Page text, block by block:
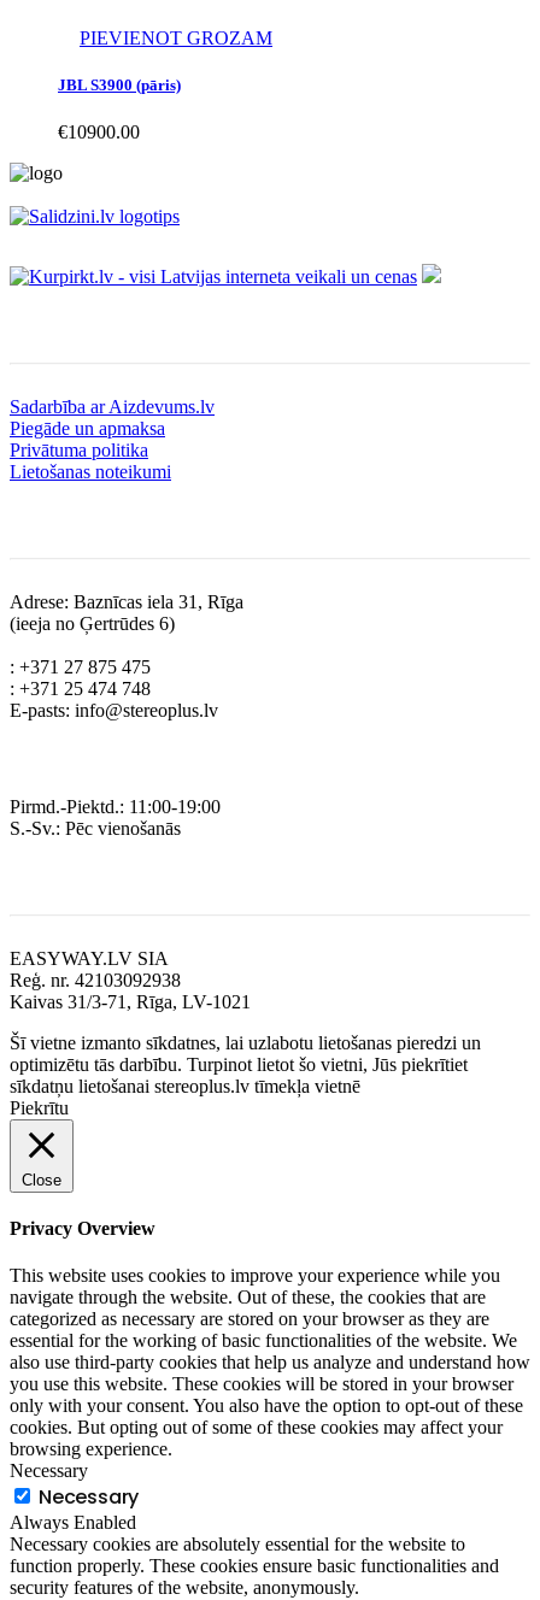
PIEVIENOT GROZAM
JBL S3900 (pāris)
€10900.00
Sadarbība ar Aizdevums.lv
Piegāde un apmaksa
Privātuma politika
Lietošanas noteikumi
Adrese: Baznīcas iela 31, Rīga
(ieeja no Ģertrūdes 6)
: +371 27 875 475
: +371 25 474 748
E-pasts: info@stereoplus.lv
Pirmd.-Piektd.: 11:00-19:00
S.-Sv.: Pēc vienošanās
EASYWAY.LV SIA
Reģ. nr. 42103092938
Kaivas 31/3-71, Rīga, LV-1021
Šī vietne izmanto sīkdatnes, lai uzlabotu lietošanas pieredzi un
optimizētu tās darbību. Turpinot lietot šo vietni, Jūs piekrītiet
sīkdatņu lietošanai stereoplus.lv tīmekļa vietnē
Piekrītu
Close
Privacy Overview
This website uses cookies to improve your experience while you
navigate through the website. Out of these, the cookies that are
categorized as necessary are stored on your browser as they are
essential for the working of basic functionalities of the website. We
also use third-party cookies that help us analyze and understand how
you use this website. These cookies will be stored in your browser
only with your consent. You also have the option to opt-out of these
cookies. But opting out of some of these cookies may affect your
browsing experience.
Necessary
Necessary
Always Enabled
Necessary cookies are absolutely essential for the website to
function properly. These cookies ensure basic functionalities and
security features of the website, anonymously.